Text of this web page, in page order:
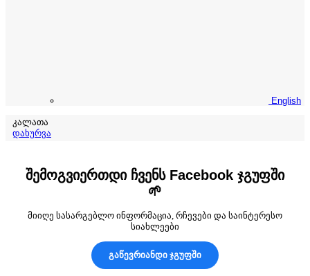
English
კალათა
დახურვა
შემოგვიერთდი ჩვენს Facebook ჯგუფში
🌱
მიიღე სასარგებლო ინფორმაცია, რჩევები და საინტერესო
სიახლეები
გაწევრიანდი ჯგუფში